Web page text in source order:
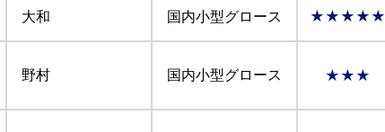
大和 国内小型グロース ★★★★★
野村 国内小型グロース ★★★